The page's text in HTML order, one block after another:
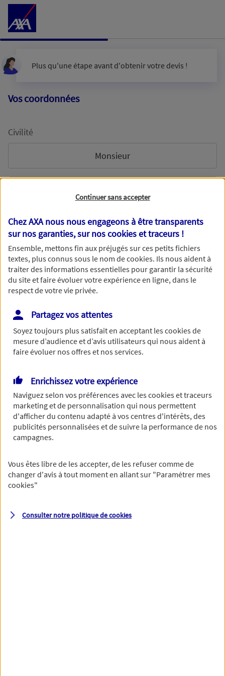
Accéder au Contenu
Plus qu'une étape avant d'obtenir votre devis !
Vos coordonnées
Civilité
Monsieur
Nom
Prénom
Date de Naissance
Numéro de téléphone
accompagner dans les prochaines étapes de votre souscription.
Continuer sans accepter
Chez AXA nous nous engageons à être transparents
sur nos garanties, sur noscookies et traceurs !
Ensemble, mettons fin aux préjugés sur ces petits fichiers
textes, plus connus sous le nom decookies. Ils nous aident à
traiter des informations essentielles pour garantir la sécurité
du site et faire évoluer votre expérience en ligne, dans le
respect de votre vie privée.
Partagez vos attentes
Soyez toujours plus satisfait en acceptant lescookiesde
mesure d’audience et d’avis utilisateurs qui nous aident à
faire évoluer nos offres et nos services.
Enrichissez votre expérience
Naviguez selon vos préférences avec lescookies et traceurs
marketing et de personnalisation qui nous permettent
d'afficher du contenu adapté à vos centres d'intérêts, des
publicités personnalisées et de suivre la performance de nos
campagnes.
Vous êtes libre de les accepter, de les refuser comme de
changer d'avis à tout moment en allant sur "Paramétrer mes
cookies"
Consulter notre politique decookies